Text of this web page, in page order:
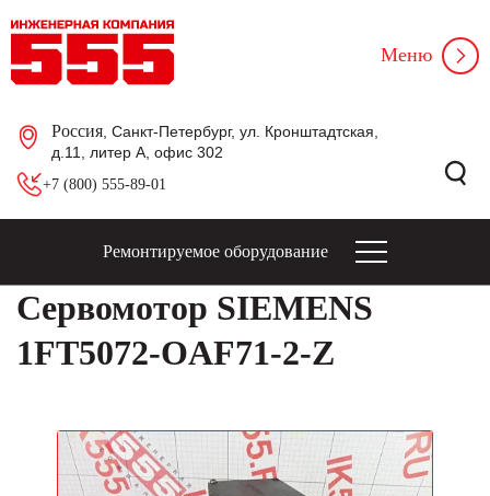
Россия , Санкт-Петербург, ул. Кронштадтская,
д.11, литер А, офис 302
+7 (800) 555-89-01
Меню
Ремонтируемое оборудование
Сервомотор SIEMENS
1FT5072-OAF71-2-Z